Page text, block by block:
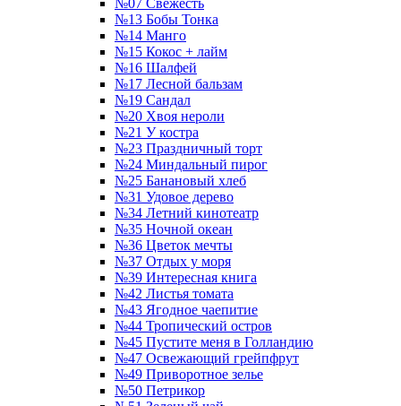
№07 Свежесть
№13 Бобы Тонка
№14 Манго
№15 Кокос + лайм
№16 Шалфей
№17 Лесной бальзам
№19 Сандал
№20 Хвоя нероли
№21 У костра
№23 Праздничный торт
№24 Миндальный пирог
№25 Банановый хлеб
№31 Удовое дерево
№34 Летний кинотеатр
№35 Ночной океан
№36 Цветок мечты
№37 Отдых у моря
№39 Интересная книга
№42 Листья томата
№43 Ягодное чаепитие
№44 Тропический остров
№45 Пустите меня в Голландию
№47 Освежающий грейпфрут
№49 Приворотное зелье
№50 Петрикор